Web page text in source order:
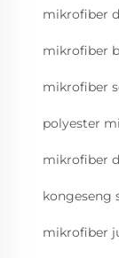
mikrofiber
mikrofiber
mikrofiber
polyester
mikrofiber
mikrofiber